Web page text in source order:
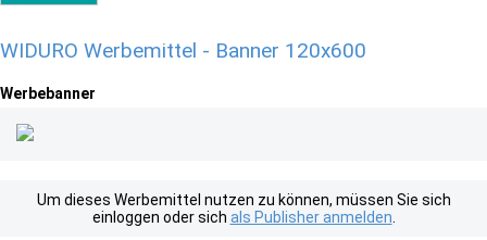
WIDURO Werbemittel - Banner 120x600
Werbebanner
Um dieses Werbemittel nutzen zu können, müssen Sie sich
einloggen oder sich als Publisher anmelden